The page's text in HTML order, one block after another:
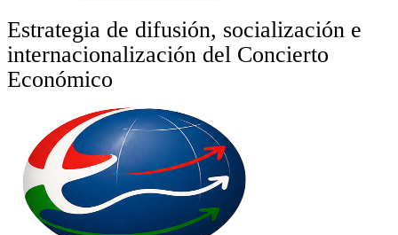
Estrategia de difusión, socialización e
internacionalización del Concierto
Económico